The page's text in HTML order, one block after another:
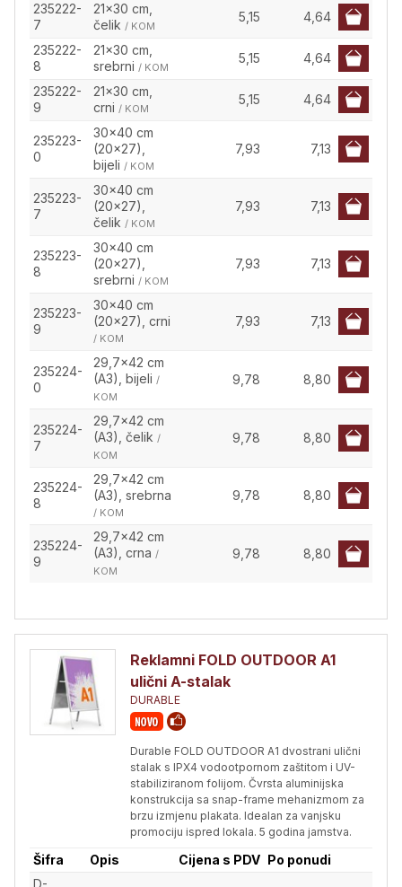
235222-
7
21x30 cm,
čelik / KOM
5,15 4,64
235222-
8
21x30 cm,
srebrni / KOM
5,15 4,64
235222-
9
21x30 cm,
crni / KOM
5,15 4,64
235223-
0
30x40 cm
(20x27),
bijeli / KOM
7,93 7,13
235223-
7
30x40 cm
(20x27),
čelik / KOM
7,93 7,13
235223-
8
30x40 cm
(20x27),
srebrni / KOM
7,93 7,13
235223-
9
30x40 cm
(20x27), crni
/ KOM
7,93 7,13
235224-
0
29,7x42 cm
(A3), bijeli /
KOM
9,78 8,80
235224-
7
29,7x42 cm
(A3), čelik /
KOM
9,78 8,80
235224-
8
29,7x42 cm
(A3), srebrna
/ KOM
9,78 8,80
235224-
9
29,7x42 cm
(A3), crna /
KOM
9,78 8,80
Reklamni FOLD OUTDOOR A1
ulični A-stalak
DURABLE
Durable FOLD OUTDOOR A1 dvostrani ulični
stalak s IPX4 vodootpornom zaštitom i UV-
stabiliziranom folijom. Čvrsta aluminijska
konstrukcija sa snap-frame mehanizmom za
brzu izmjenu plakata. Idealan za vanjsku
promociju ispred lokala. 5 godina jamstva.
Šifra Opis Cijena s PDV Po ponudi
D-